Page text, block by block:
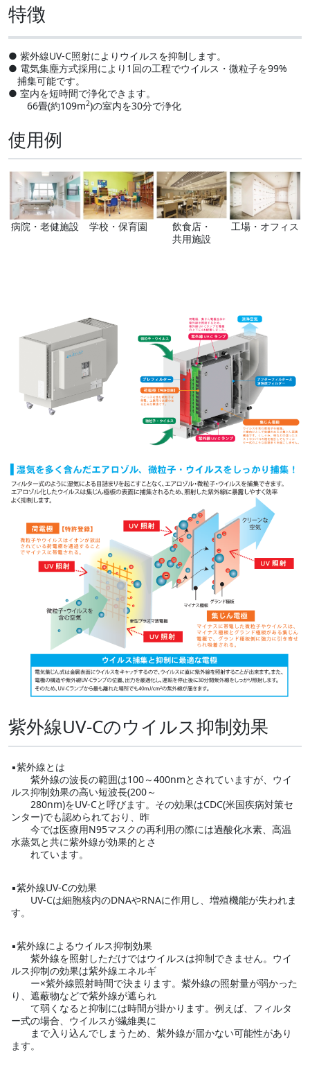
特徴
● 紫外線UV-C照射によりウイルスを抑制します。
● 電気集塵方式採用により1回の工程でウイルス・微粒子を99%
捕集可能です。
● 室内を短時間で浄化できます。
66畳(約109m2)の室内を30分で浄化
使用例
病院・老健施設 学校・保育園
飲食店・
共用施設
工場・オフィス
紫外線UV-Cのウイルス抑制効果
▪紫外線とは
紫外線の波長の範囲は100～400nmとされていますが、ウイ
ルス抑制効果の高い短波長(200～
280nm)をUV-Cと呼びます。その効果はCDC(米国疾病対策セ
ンター)でも認められており、昨
今では医療用N95マスクの再利用の際には過酸化水素、高温
水蒸気と共に紫外線が効果的とさ
れています。
▪紫外線UV-Cの効果
UV-Cは細胞核内のDNAやRNAに作用し、増殖機能が失われま
す。
▪紫外線によるウイルス抑制効果
紫外線を照射しただけではウイルスは抑制できません。ウイ
ルス抑制の効果は紫外線エネルギ
ー×紫外線照射時間で決まります。紫外線の照射量が弱かった
り、遮蔽物などで紫外線が遮られ
て弱くなると抑制には時間が掛かります。例えば、フィルタ
ー式の場合、ウイルスが繊維奥に
まで入り込んでしまうため、紫外線が届かない可能性があり
ます。